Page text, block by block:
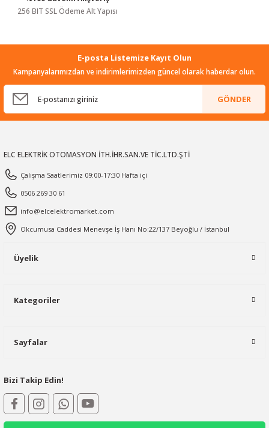
256 BIT SSL Ödeme Alt Yapısı
E-posta Listemize Kayıt Olun
Kampanyalarımızdan ve indirimlerimizden güncel olarak haberdar olun.
GÖNDER
ELC ELEKTRİK OTOMASYON İTH.İHR.SAN.VE TİC.LTD.ŞTİ
Çalışma Saatlerimiz 09:00-17:30 Hafta içi
0506 269 30 61
info@elcelektromarket.com
Okcumusa Caddesi Menevşe İş Hanı No:22/137 Beyoğlu / İstanbul
Üyelik
Kategoriler
Sayfalar
Bizi Takip Edin!